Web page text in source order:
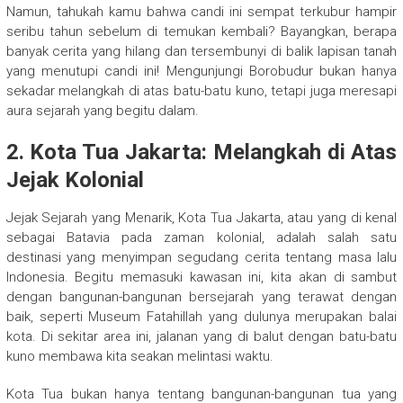
Namun, tahukah kamu bahwa candi ini sempat terkubur hampir
seribu tahun sebelum di temukan kembali? Bayangkan, berapa
banyak cerita yang hilang dan tersembunyi di balik lapisan tanah
yang menutupi candi ini! Mengunjungi Borobudur bukan hanya
sekadar melangkah di atas batu-batu kuno, tetapi juga meresapi
aura sejarah yang begitu dalam.
2. Kota Tua Jakarta: Melangkah di Atas
Jejak Kolonial
Jejak Sejarah yang Menarik, Kota Tua Jakarta, atau yang di kenal
sebagai Batavia pada zaman kolonial, adalah salah satu
destinasi yang menyimpan segudang cerita tentang masa lalu
Indonesia. Begitu memasuki kawasan ini, kita akan di sambut
dengan bangunan-bangunan bersejarah yang terawat dengan
baik, seperti Museum Fatahillah yang dulunya merupakan balai
kota. Di sekitar area ini, jalanan yang di balut dengan batu-batu
kuno membawa kita seakan melintasi waktu.
Kota Tua bukan hanya tentang bangunan-bangunan tua yang